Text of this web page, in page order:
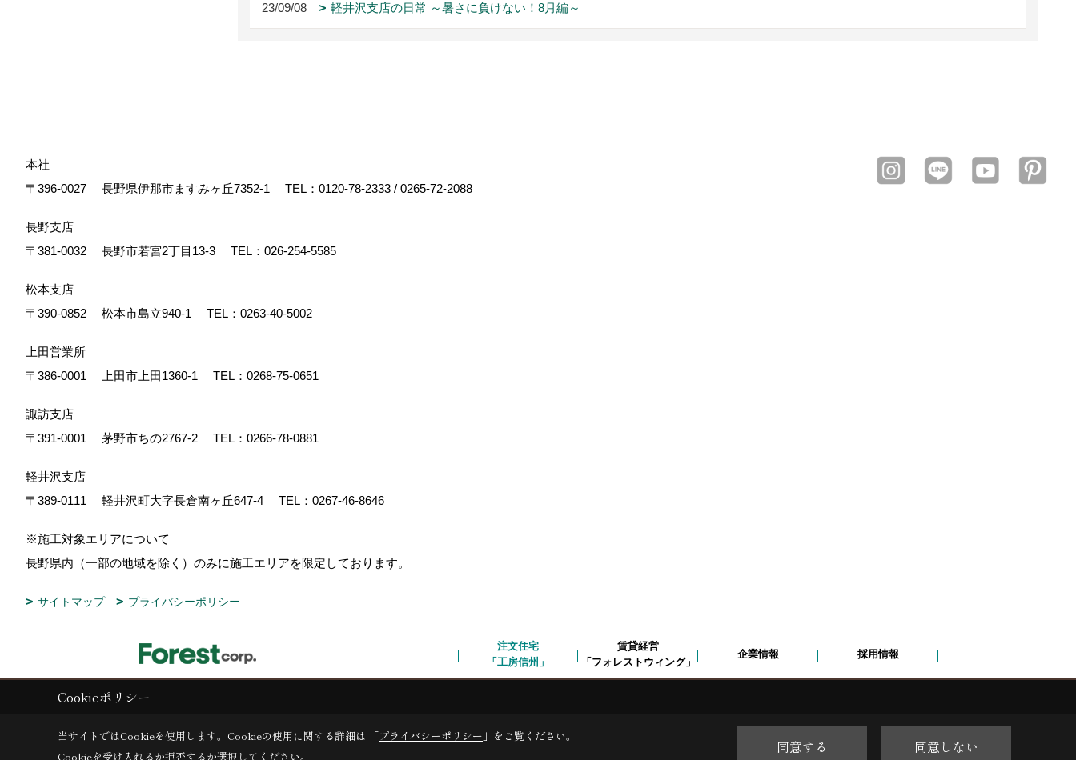
23/09/08 軽井沢支店の日常 ～暑さに負けない！8月編～
本社
〒396-0027
長野県伊那市ますみヶ丘7352-1 TEL： 0120-78-2333 / 0265-72-2088
長野支店
〒381-0032
長野市若宮2丁目13-3 TEL： 026-254-5585
松本支店
〒390-0852
松本市島立940-1 TEL： 0263-40-5002
上田営業所
〒386-0001
上田市上田1360-1 TEL： 0268-75-0651
諏訪支店
〒391-0001
茅野市ちの2767-2 TEL： 0266-78-0881
軽井沢支店
〒389-0111
軽井沢町大字長倉南ヶ丘647-4 TEL： 0267-46-8646
※施工対象エリアについて
長野県内（一部の地域を除く）のみに施工エリアを限定しております。
サイトマップ プライバシーポリシー
注文住宅
「工房信州」
賃貸経営
「フォレストウィング」
企業情報 採用情報
Copyright (c) ForestCorporation. All Rights Reserved.
Cookieポリシー
当サイトではCookieを使用します。 Cookieの使用に関する詳細は 「プライバシーポリシー 」をご覧ください。
Cookieを受け入れるか拒否するか選択してください。
同意する 同意しない